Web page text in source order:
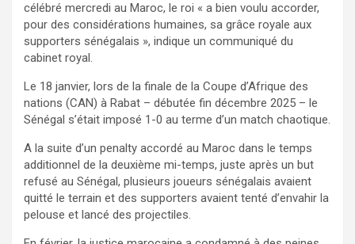
célébré mercredi au Maroc, le roi « a bien voulu accorder,
pour des considérations humaines, sa grâce royale aux
supporters sénégalais », indique un communiqué du
cabinet royal.
Le 18 janvier, lors de la finale de la Coupe d’Afrique des
nations (CAN) à Rabat – débutée fin décembre 2025 – le
Sénégal s’était imposé 1-0 au terme d’un match chaotique.
A la suite d’un penalty accordé au Maroc dans le temps
additionnel de la deuxième mi-temps, juste après un but
refusé au Sénégal, plusieurs joueurs sénégalais avaient
quitté le terrain et des supporters avaient tenté d’envahir la
pelouse et lancé des projectiles.